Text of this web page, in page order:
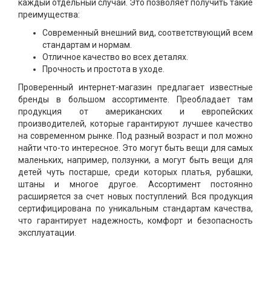
каждый отдельный случай. Это позволяет получить такие
преимущества:
Современный внешний вид, соответствующий всем
стандартам и нормам.
Отличное качество во всех деталях.
Прочность и простота в уходе.
Проверенный интернет-магазин предлагает известные
бренды в большом ассортименте. Преобладает там
продукция от американских и европейских
производителей, которые гарантируют лучшее качество
на современном рынке. Под разный возраст и пол можно
найти что-то интересное. Это могут быть вещи для самых
маленьких, например, ползунки, а могут быть вещи для
детей чуть постарше, среди которых платья, рубашки,
штаны и многое другое. Ассортимент постоянно
расширяется за счет новых поступлений. Вся продукция
сертифицирована по уникальным стандартам качества,
что гарантирует надежность, комфорт и безопасность
эксплуатации.